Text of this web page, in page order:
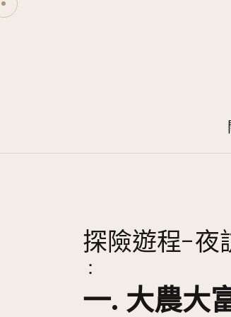
探險遊程-夜
：
一. 大農大